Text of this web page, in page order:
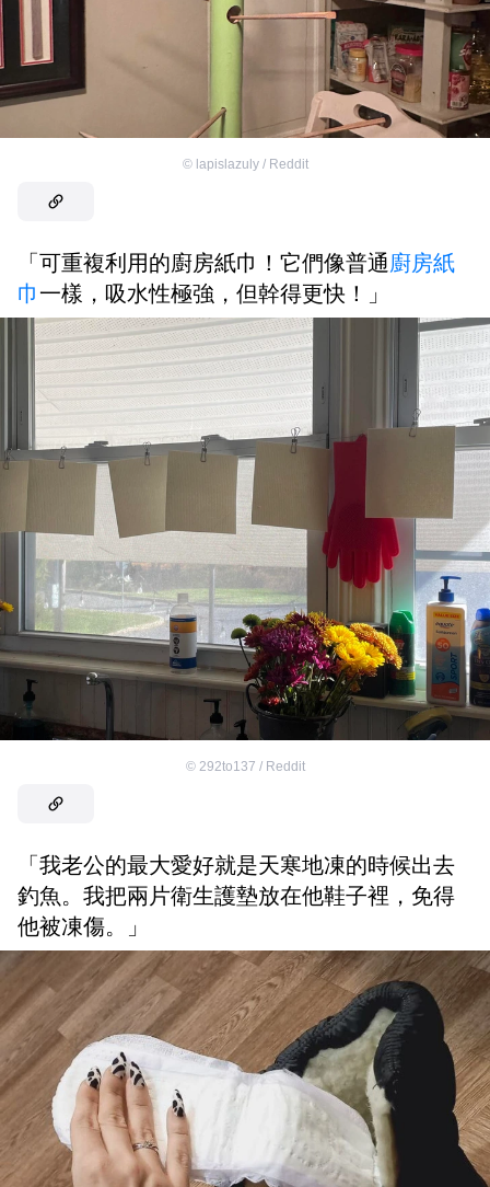
© lapislazuly / Reddit
「可重複利用的廚房紙巾！它們像普通廚房紙
巾 一樣，吸水性極強，但幹得更快！」
© 292to137 / Reddit
「我老公的最大愛好就是天寒地凍的時候出去
釣魚。我把兩片衛生護墊放在他鞋子裡，免得
他被凍傷。」